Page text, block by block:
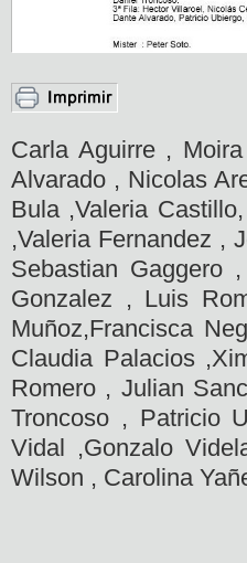
Carla Aguirre ,
Alvarado , Nicolas
Bula ,Valeria
,Valeria Fernandez ,
Sebastian Gaggero
Gonzalez , Luis
Muñoz,Francisca
Claudia Palacios
Romero , Julian
Troncoso , Patricio
Vidal ,Gonzalo
Wilson , Carolina